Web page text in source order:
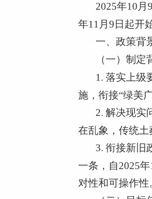
2025年10
年11月9日起开
一、政策背
（一）制定
1. 落实上级
施，衔接“绿美
2. 解决现实
在乱象，传统土
3. 衔接新旧
一条，自2025
对性和可操作性